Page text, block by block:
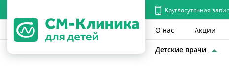
Круглосуточная
О нас Акции
Детские врачи